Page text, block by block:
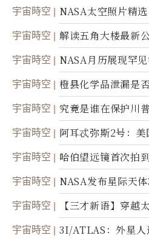
宇宙時空 NASA太空照片精选
宇宙時空 解读五角大楼最新
宇宙時空 NASA月历展现罕
宇宙時空 橙县化学品泄漏是
宇宙時空 究竟是谁在保护川普
宇宙時空 阿耳忒弥斯2号：
宇宙時空
哈伯望远镜首次拍
爆炸
宇宙時空 NASA发布星际天
宇宙時空
【三才新语】穿越
新启示
宇宙時空 3I/ATLAS：外星人